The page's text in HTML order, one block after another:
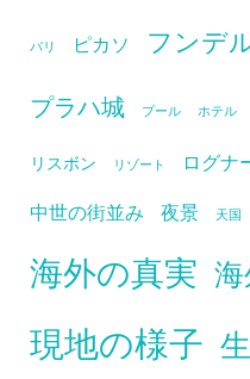
パリ ピカソ フンデ
プラハ城 プール ホテル
リスボン リゾート
ログナ
中世の街並み
夜景 天国
海外の真実
現地の様子